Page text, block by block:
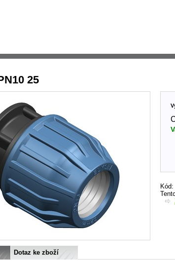
25
Kód:
Dotaz ke zboží